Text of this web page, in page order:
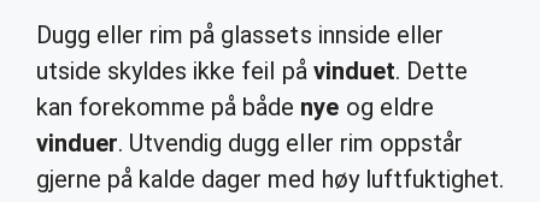
Dugg eller rim på glassets innside eller
utside skyldes ikke feil på vinduet. Dette
kan forekomme på både nye og eldre
vinduer. Utvendig dugg eller rim oppstår
gjerne på kalde dager med høy luftfuktighet.